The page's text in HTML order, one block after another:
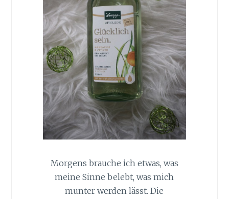
Morgens brauche ich etwas, was
meine Sinne belebt, was mich
munter werden lässt. Die